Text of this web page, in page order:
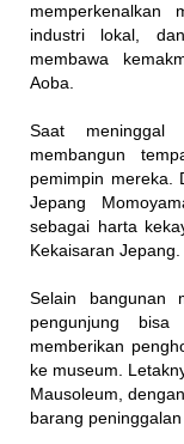
memperkenalkan
industri lokal,
membawa
Aoba.
Saat
membangun
pemimpin mereka.
Jepang
sebagai harta
Kekaisaran Jepang.
Selain bangunan
pengunjung
memberikan
ke museum.
Mausoleum,
barang